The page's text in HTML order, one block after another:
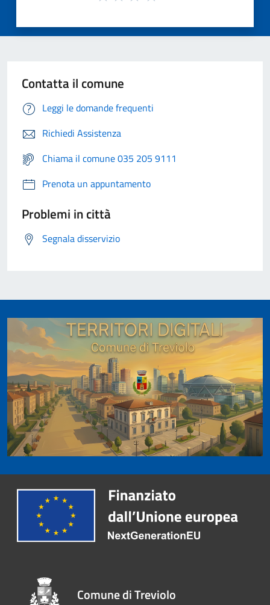
Contatta il comune
Leggi le domande frequenti
Richiedi Assistenza
Chiama il comune 035 205 9111
Prenota un appuntamento
Problemi in città
Segnala disservizio
Comune di Treviolo